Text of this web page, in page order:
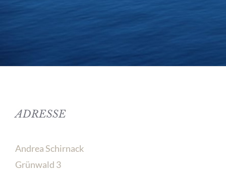
ADRESSE
Andrea Schirnack
Grünwald 3